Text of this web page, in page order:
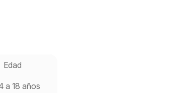
Edad
a 18 años